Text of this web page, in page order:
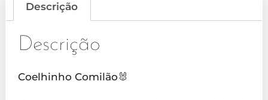
Descrição
Descrição
Coelhinho Comilão🐰